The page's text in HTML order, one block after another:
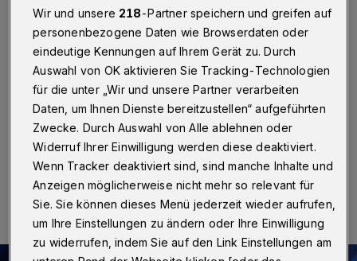
Wuppertal
Die Wuppertaler Polizei musste in der
Silvesternacht (31. Dezember 2021 / 1. Januar 2022)
von 18 bis 6 Uhr zu insgesamt 186 Einsätzen
ausrücken. Damit war das Geschehen Pandemie-
bedingt ähnlich ruhig wie vor zwölf Monaten.
01.01.2022 , 11:38 Uhr Eine Minute Lesezeit
Wir und unsere 218-Partner speichern und greifen auf
personenbezogene Daten wie Browserdaten oder
eindeutige Kennungen auf Ihrem Gerät zu. Durch
Auswahl von OK aktivieren Sie Tracking-Technologien
für die unter „Wir und unsere Partner verarbeiten
Daten, um Ihnen Dienste bereitzustellen“ aufgeführten
Zwecke. Durch Auswahl von Alle ablehnen oder
Widerruf Ihrer Einwilligung werden diese deaktiviert.
Wenn Tracker deaktiviert sind, sind manche Inhalte und
Anzeigen möglicherweise nicht mehr so relevant für
Sie. Sie können dieses Menü jederzeit wieder aufrufen,
um Ihre Einstellungen zu ändern oder Ihre Einwilligung
zu widerrufen, indem Sie auf den Link Einstellungen am